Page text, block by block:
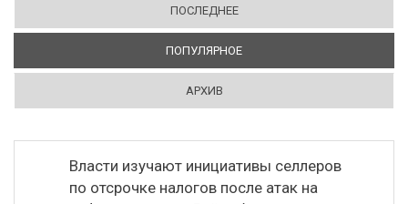
ПОСЛЕДНЕЕ
ПОПУЛЯРНОЕ
АРХИВ
Власти изучают инициативы селлеров
по отсрочке налогов после атак на